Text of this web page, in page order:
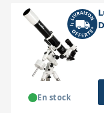
En stock